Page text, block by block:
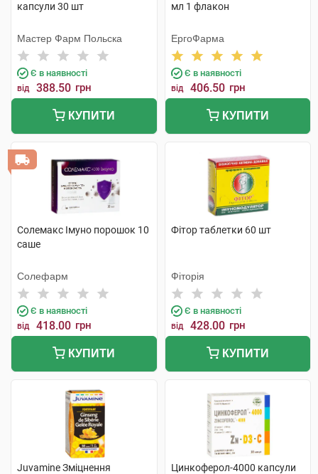
капсули 30 шт
Мастер Фарм Польска
Є в наявності
від 388.50 грн
КУПИТИ
мл 1 флакон
ЕргоФарма
Є в наявності
від 406.50 грн
КУПИТИ
Солемакс Імуно порошок 10
саше
Солефарм
Є в наявності
від 418.00 грн
КУПИТИ
Фітор таблетки 60 шт
Фіторія
Є в наявності
від 428.00 грн
КУПИТИ
Juvamine Зміцнення
Цинкоферол-4000 капсули